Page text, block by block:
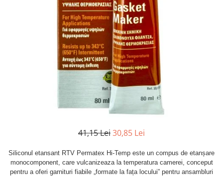
Curatare interior
Curatare exterior
Produse pentru iarna
Produse industriale
Antistropi sudura
Accesorii auto
41,15 Lei30,85 Lei
Siliconul etansant RTV Permatex Hi-Temp este un compus de etanșare
monocomponent, care vulcanizeaza la temperatura camerei, conceput
pentru a oferi garnituri fiabile „formate la fața locului” pentru ansambluri